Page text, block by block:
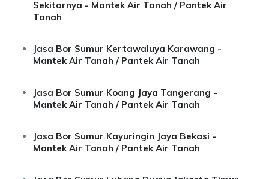
Sekitarnya - Mantek Air Tanah / Pantek Air
Tanah
Jasa Bor Sumur Kertawaluya Karawang -
Mantek Air Tanah / Pantek Air Tanah
Jasa Bor Sumur Koang Jaya Tangerang -
Mantek Air Tanah / Pantek Air Tanah
Jasa Bor Sumur Kayuringin Jaya Bekasi -
Mantek Air Tanah / Pantek Air Tanah